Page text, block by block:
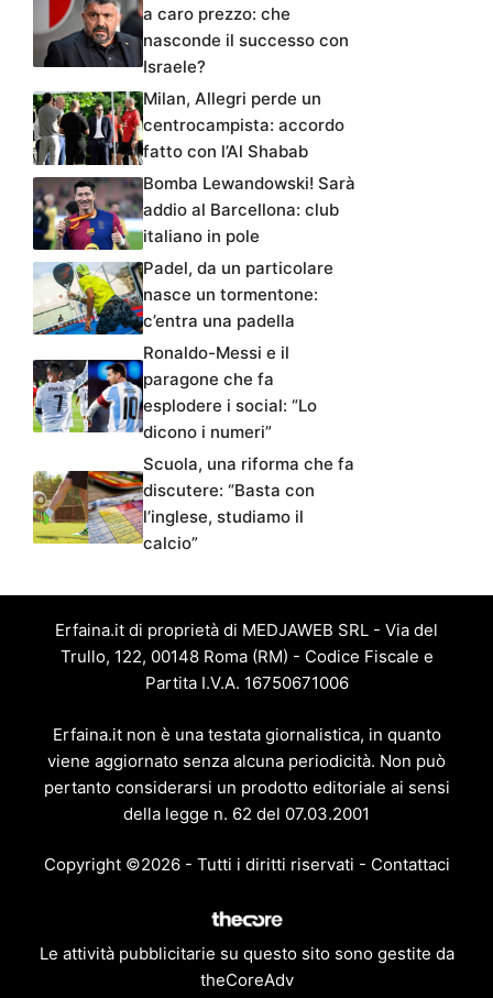
a caro prezzo: che
nasconde il successo con
Israele?
Milan, Allegri perde un
centrocampista: accordo
fatto con l’Al Shabab
Bomba Lewandowski! Sarà
addio al Barcellona: club
italiano in pole
Padel, da un particolare
nasce un tormentone:
c’entra una padella
Ronaldo-Messi e il
paragone che fa
esplodere i social: “Lo
dicono i numeri”
Scuola, una riforma che fa
discutere: “Basta con
l’inglese, studiamo il
calcio”
Erfaina.it di proprietà di MEDJAWEB SRL - Via del
Trullo, 122, 00148 Roma (RM) - Codice Fiscale e
Partita I.V.A. 16750671006
Erfaina.it non è una testata giornalistica, in quanto
viene aggiornato senza alcuna periodicità. Non può
pertanto considerarsi un prodotto editoriale ai sensi
della legge n. 62 del 07.03.2001
Copyright ©2026 - Tutti i diritti riservati - Contattaci
Le attività pubblicitarie su questo sito sono gestite da
theCoreAdv